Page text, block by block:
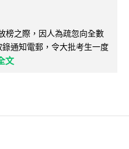
榜之際，因人為疏忽向全數
通知電郵，令大批考生一度
文